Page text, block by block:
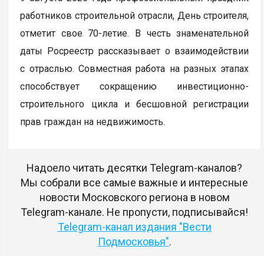
работников строительной отрасли, День строителя,
отметит свое 70-летие. В честь знаменательной
даты Росреестр рассказывает о взаимодействии
с отраслью. Совместная работа на разных этапах
способствует сокращению инвестиционно-
строительного цикла и бесшовной регистрации
прав граждан на недвижимость.
Надоело читать десятки Telegram-каналов?
Мы собрали все самые важные и интересные
новости Московского региона в новом
Telegram-канале. Не пропусти, подписывайся!
Telegram-канал издания "Вести
Подмосковья".